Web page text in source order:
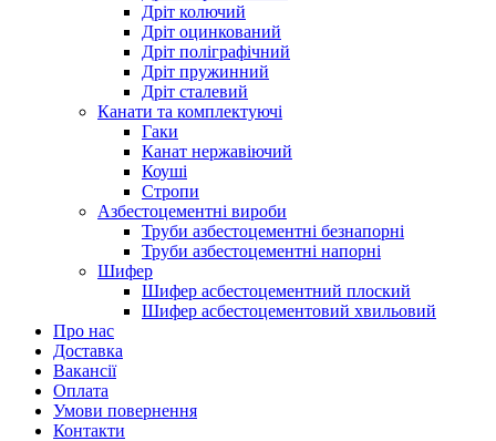
Дріт колючий
Дріт оцинкований
Дріт поліграфічний
Дріт пружинний
Дріт сталевий
Канати та комплектуючі
Гаки
Канат нержавіючий
Коуші
Стропи
Азбестоцементні вироби
Труби азбестоцементні безнапорні
Труби азбестоцементні напорні
Шифер
Шифер асбестоцементний плоский
Шифер асбестоцементовий хвильовий
Про нас
Доставка
Вакансії
Оплата
Умови повернення
Контакти